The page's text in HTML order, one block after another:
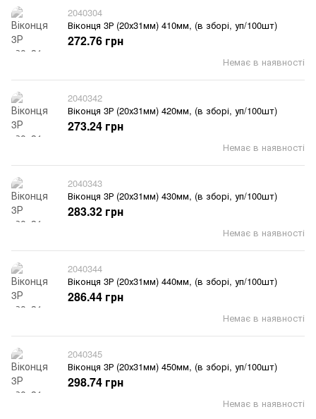
2040304
Віконця 3Р (20х31мм) 410мм, (в зборі, уп/100шт)
Немає в наявності
272.76 грн
2040342
Віконця 3Р (20х31мм) 420мм, (в зборі, уп/100шт)
Немає в наявності
273.24 грн
2040343
Віконця 3Р (20х31мм) 430мм, (в зборі, уп/100шт)
Немає в наявності
283.32 грн
2040344
Віконця 3Р (20х31мм) 440мм, (в зборі, уп/100шт)
Немає в наявності
286.44 грн
2040345
Віконця 3Р (20х31мм) 450мм, (в зборі, уп/100шт)
Немає в наявності
298.74 грн